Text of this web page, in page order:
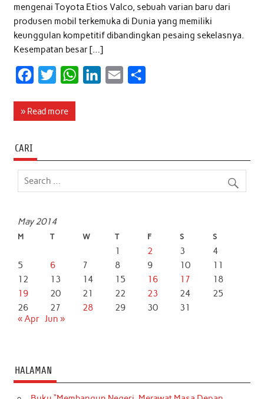
mengenai Toyota Etios Valco, sebuah varian baru dari
produsen mobil terkemuka di Dunia yang memiliki
keunggulan kompetitif dibandingkan pesaing sekelasnya.
Kesempatan besar […]
c
o
o
i
e
W
A
d
» Read more
CARI
May 2014
M T W T F S S
1 2 3
4
5
6 7 8 9 10
11
12
13 14 15 16 17
18
19
20 21 22 23 24
25
26
27 28 29 30
31
« Apr Jun »
HALAMAN